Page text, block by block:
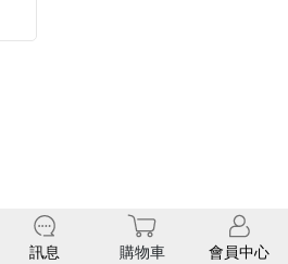
訊息 購物車 會員中心